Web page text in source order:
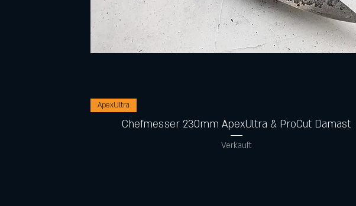
ApexUltra
Chefmesser 230mm ApexUltra & ProCut Damast
Verkauft